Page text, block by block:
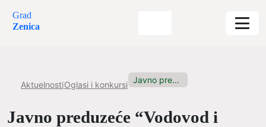
Grad
Zenica
AktuelnostiOglasi i konkursi Javno preduzeće “Vodovod i kanalizacija”...
Javno preduzeće “Vodovod i